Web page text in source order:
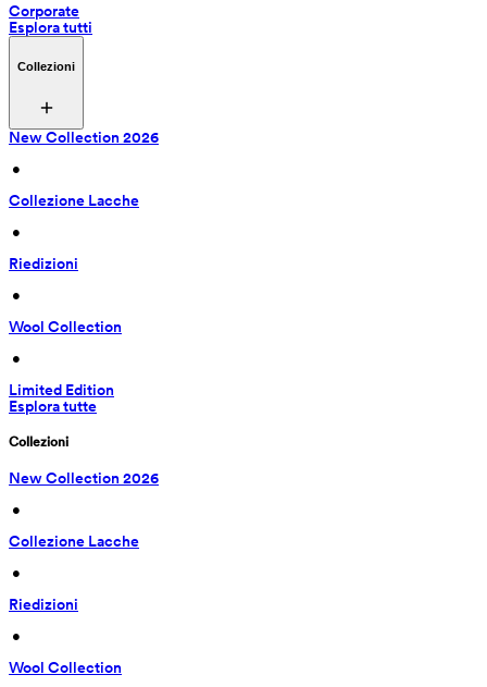
Corporate
Esplora tutti
Collezioni
New Collection 2026
•
Collezione Lacche
•
Riedizioni
•
Wool Collection
•
Limited Edition
Esplora tutte
Collezioni
New Collection 2026
•
Collezione Lacche
•
Riedizioni
•
Wool Collection